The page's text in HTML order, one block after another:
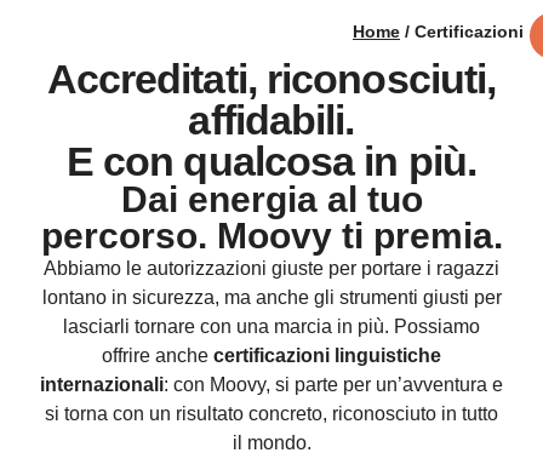
Home / Certificazioni
Accreditati, riconosciuti,
affidabili.
E con qualcosa in più.
Dai energia al tuo
percorso. Moovy ti premia.
Abbiamo le autorizzazioni giuste per portare i ragazzi
lontano in sicurezza, ma anche gli strumenti giusti per
lasciarli tornare con una marcia in più. Possiamo
offrire anche certificazioni linguistiche
internazionali: con Moovy, si parte per un’avventura e
si torna con un risultato concreto, riconosciuto in tutto
il mondo.